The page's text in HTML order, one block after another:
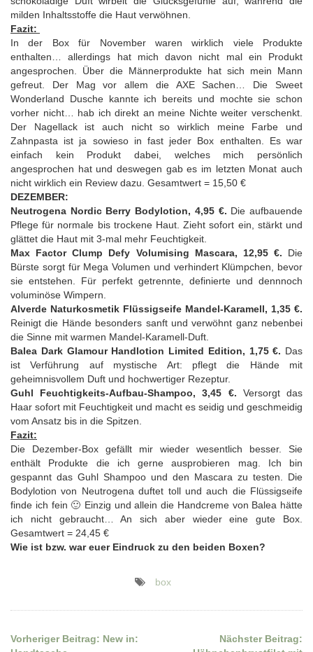
milden Inhaltsstoffe die Haut verwöhnen.
Fazit:
In der Box für November waren wirklich viele Produkte
enthalten… allerdings hat mich davon nicht mal ein Produkt
angesprochen. Über die Männerprodukte hat sich mein Mann
gefreut. Der Mag vor allem die AXE Sachen… Die Sweet
Wonderland Dusche kannte ich bereits und mochte sie schon
vorher nicht… hab ich direkt an meine Nichte weiter verschenkt.
Der Nagellack ist auch nicht so wirklich meine Farbe und
Zahnpasta ist ja sowieso in fast jeder Box enthalten. Es war
einfach kein Produkt dabei, welches mich persönlich
angesprochen hat und deswegen gab es im letzten Monat auch
nicht wirklich ein Review dazu. Gesamtwert = 15,50 €
DEZEMBER:
Neutrogena Nordic Berry Bodylotion, 4,95 €. Die aufbauende
Pflege für normale bis trockene Haut. Zieht sofort ein, stärkt und
glättet die Haut mit 3-mal mehr Feuchtigkeit.
Max Factor Clump Defy Volumising Mascara, 12,95 €. Die
Bürste sorgt für Mega Volumen und verhindert Klümpchen, bevor
sie entstehen. Für perfekt getrennte, definierte und dennnoch
voluminöse Wimpern.
Alverde Naturkosmetik Flüssigseife Mandel-Karamell, 1,35 €.
Reinigt die Hände besonders sanft und verwöhnt ganz nebenbei
die Sinne mit warmen Mandel-Karamell-Duft.
Balea Dark Glamour Handlotion Limited Edition, 1,75 €. Das
ist Verführung auf mystische Art: pflegt die Hände mit
geheimnisvollem Duft und hochwertiger Rezeptur.
Guhl Feuchtigkeits-Aufbau-Shampoo, 3,45 €. Versorgt das
Haar sofort mit Feuchtigkeit und macht es seidig und geschmeidig
vom Ansatz bis in die Spitzen.
Fazit:
Die Dezember-Box gefällt mir wieder wesentlich besser. Sie
enthält Produkte die ich gerne ausprobieren mag. Ich bin
gespannt das Guhl Shampoo und den Mascara zu testen. Die
Bodylotion von Neutrogena duftet toll und auch die Flüssigseife
finde ich fein 🙂 Einzig und allein die Handcreme von Balea hätte
ich nicht gebraucht… An sich aber wieder eine gute Box.
Gesamtwert = 24,45 €
Wie ist bzw. war euer Eindruck zu den beiden Boxen?
box
Beitragsnavigation
Vorheriger Beitrag: New in:
Nächster Beitrag: